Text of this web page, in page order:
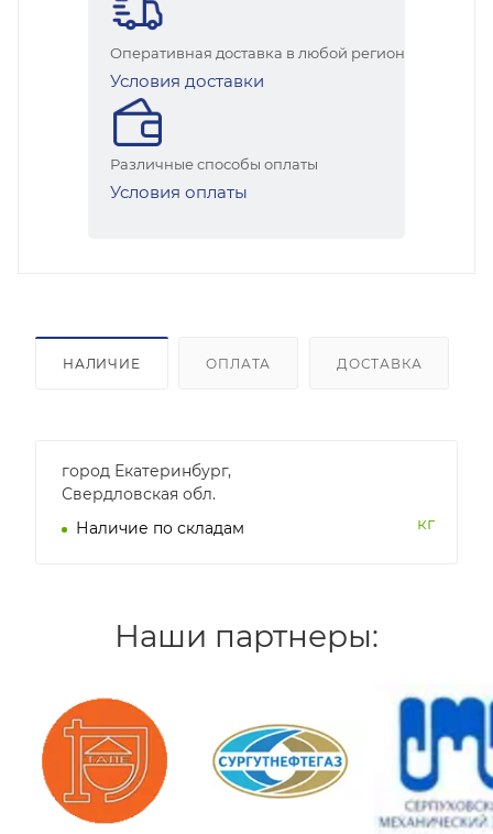
Оперативная доставка в любой регион
Условия доставки
Различные способы оплаты
Условия оплаты
НАЛИЧИЕ ОПЛАТА ДОСТАВКА
город Екатеринбург,
Свердловская обл.
Наличие по складам
кг
Наши партнеры: